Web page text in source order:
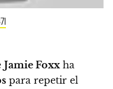
Jamie Foxxha
para repetir el